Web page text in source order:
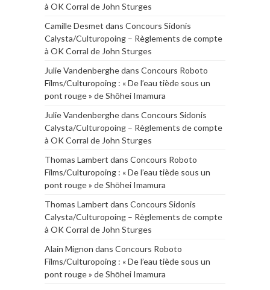
à OK Corral de John Sturges
Camille Desmet dans Concours Sidonis
Calysta/Culturopoing – Règlements de compte
à OK Corral de John Sturges
Julie Vandenberghedans Concours Roboto
Films/Culturopoing : « De l’eau tiède sous un
pont rouge » de Shōhei Imamura
Julie Vandenberghedans Concours Sidonis
Calysta/Culturopoing – Règlements de compte
à OK Corral de John Sturges
Thomas Lambert dans Concours Roboto
Films/Culturopoing : « De l’eau tiède sous un
pont rouge » de Shōhei Imamura
Thomas Lambert dans Concours Sidonis
Calysta/Culturopoing – Règlements de compte
à OK Corral de John Sturges
Alain Mignon dans Concours Roboto
Films/Culturopoing : « De l’eau tiède sous un
pont rouge » de Shōhei Imamura